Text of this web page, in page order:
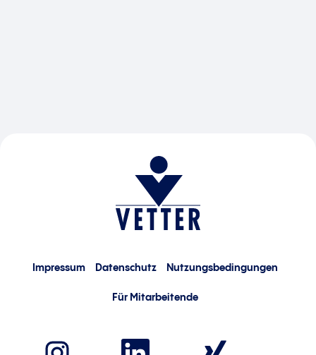
Impressum Datenschutz Nutzungsbedingungen
Für Mitarbeitende
W
W